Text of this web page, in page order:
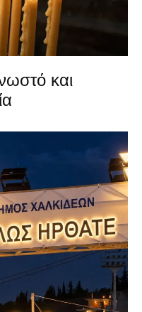
και